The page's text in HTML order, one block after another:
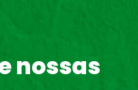
nossas